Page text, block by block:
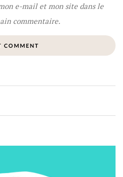
e-mail et mon site dans le
commentaire.